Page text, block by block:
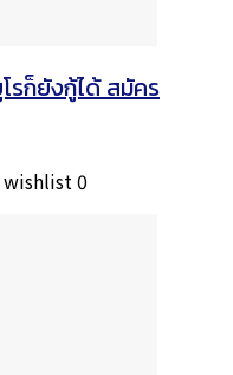
รก็ยังกู้ได้ สมัคร
wishlist0